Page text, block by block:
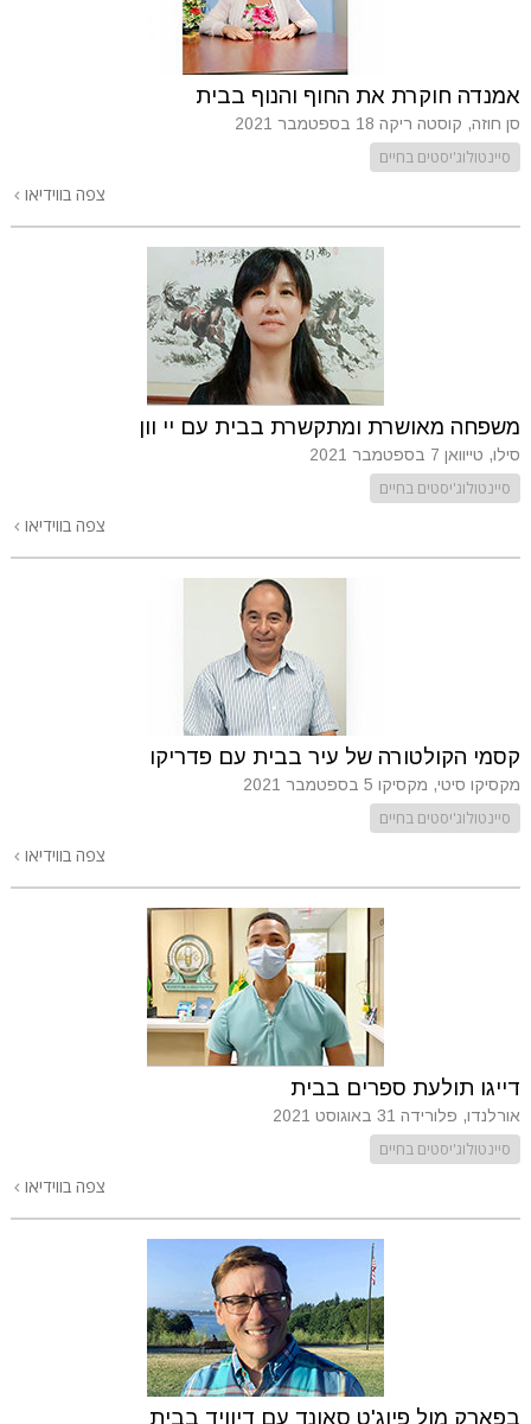
אמנדה חוקרת את החוף והנוף בבית
סן חוזה, קוסטה ריקה 18 בספטמבר 2021
סיינטולוג'יסטים בחיים
צפה בווידיאו
משפחה מאושרת ומתקשרת בבית עם יי וון
סילו, טייוואן 7 בספטמבר 2021
סיינטולוג'יסטים בחיים
צפה בווידיאו
קסמי הקולטורה של עיר בבית עם פדריקו
מקסיקו סיטי, מקסיקו 5 בספטמבר 2021
סיינטולוג'יסטים בחיים
צפה בווידיאו
דייגו תולעת ספרים בבית
אורלנדו, פלורידה 31 באוגוסט 2021
סיינטולוג'יסטים בחיים
צפה בווידיאו
בפארק מול פיוג'ט סאונד עם דיוויד בבית